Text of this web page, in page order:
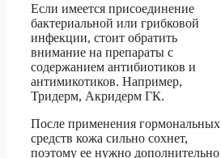
Если имеется присоединение
бактериальной или грибковой
инфекции, стоит обратить
внимание на препараты с
содержанием антибиотиков и
антимикотиков. Например,
Тридерм, Акридерм ГК.
После применения гормональных
средств кожа сильно сохнет,
поэтому ее нужно дополнительно